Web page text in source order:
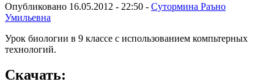
Опубликовано 16.05.2012 - 22:50 - Сутормина Раъно
Умильевна
Урок биологии в 9 классе с использованием компьтерных
технологий.
Скачать: